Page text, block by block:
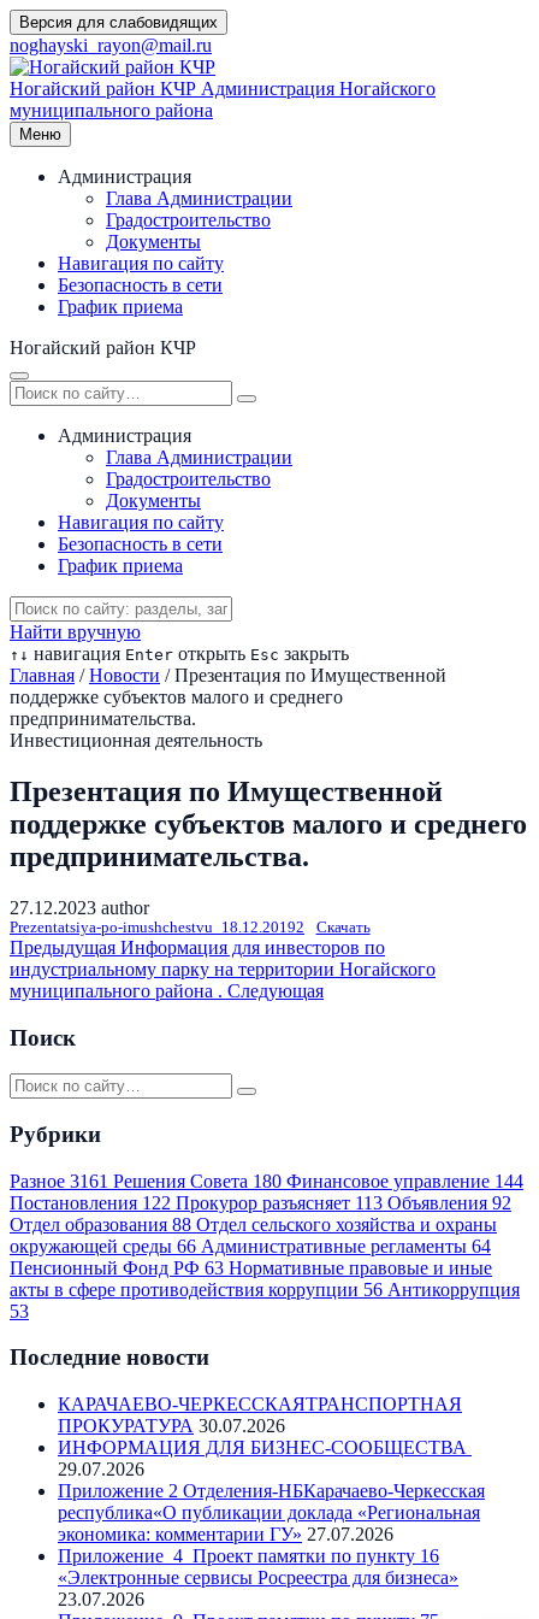
Перейти
к
содержимому
Версия для слабовидящих
noghayski_rayon@mail.ru
Ногайский район КЧР Администрация Ногайского
муниципального района
Меню
Администрация
Глава Администрации
Градостроительство
Документы
Навигация по сайту
Безопасность в сети
График приема
Ногайский район КЧР
Администрация
Глава Администрации
Градостроительство
Документы
Навигация по сайту
Безопасность в сети
График приема
Найти вручную
↑ ↓ навигация Enter открыть Esc закрыть
Главная / Новости / Презентация по Имущественной
поддержке субъектов малого и среднего
предпринимательства.
Инвестиционная деятельность
Презентация по Имущественной
поддержке субъектов малого и среднего
предпринимательства.
27.12.2023 author
Prezentatsiya-po-imushchestvu_18.12.20192 Скачать
Предыдущая Информация для инвесторов по
индустриальному парку на территории Ногайского
муниципального района . Следующая
Поиск
Рубрики
Разное 3161 Решения Совета 180 Финансовое управление 144
Постановления 122 Прокурор разъясняет 113 Объявления 92
Отдел образования 88 Отдел сельского хозяйства и охраны
окружающей среды 66 Административные регламенты 64
Пенсионный Фонд РФ 63 Нормативные правовые и иные
акты в сфере противодействия коррупции 56 Антикоррупция
53
Последние новости
КАРАЧАЕВО-ЧЕРКЕССКАЯТРАНСПОРТНАЯ
ПРОКУРАТУРА 30.07.2026
ИНФОРМАЦИЯ ДЛЯ БИЗНЕС-СООБЩЕСТВА
29.07.2026
Приложение 2 Отделения-НБКарачаево-Черкесская
республика«О публикации доклада «Региональная
экономика: комментарии ГУ» 27.07.2026
Приложение_4_Проект памятки по пункту 16
«Электронные сервисы Росреестра для бизнеса»
23.07.2026